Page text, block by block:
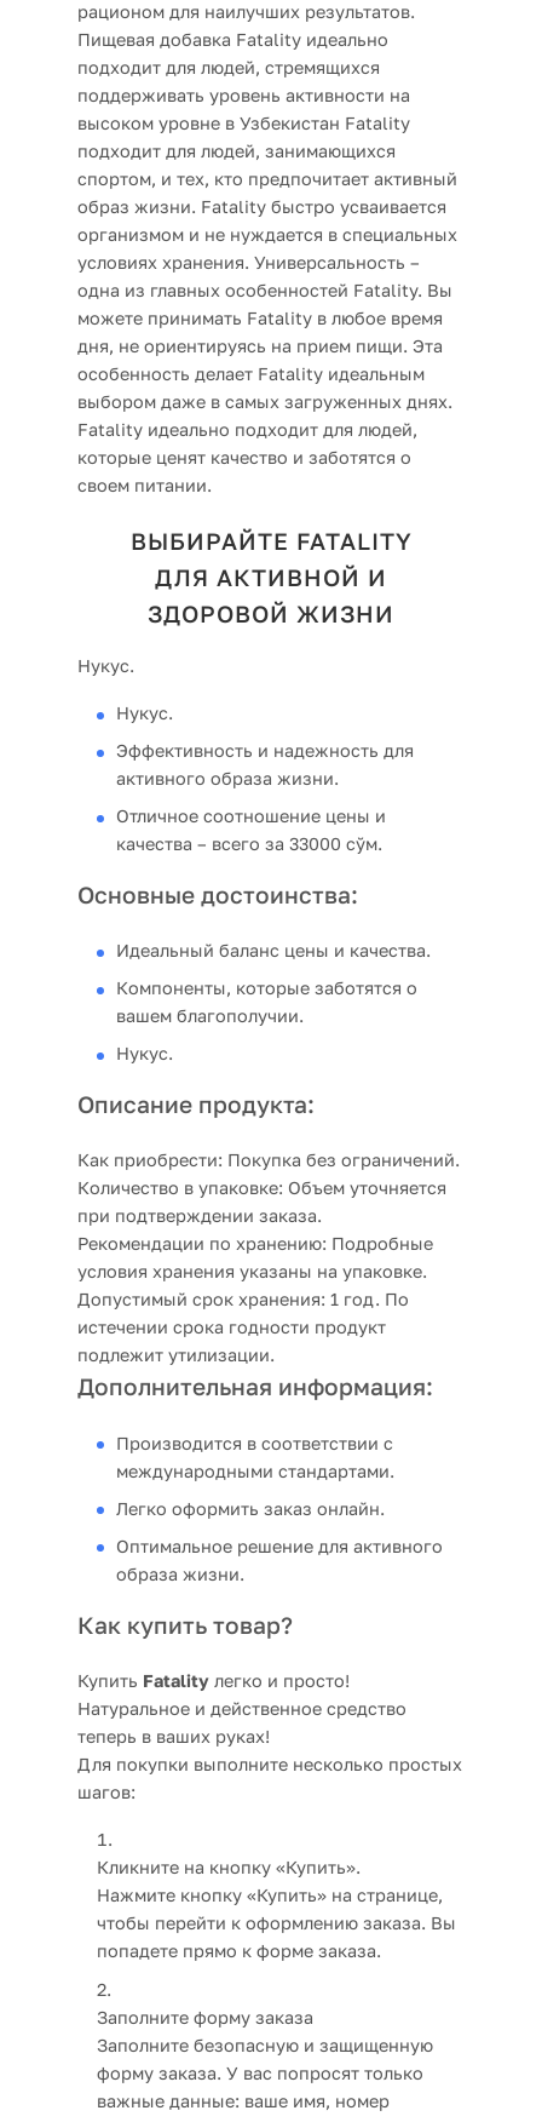
рационом для наилучших результатов.
Пищевая добавка Fatality идеально
подходит для людей, стремящихся
поддерживать уровень активности на
высоком уровне в Узбекистан Fatality
подходит для людей, занимающихся
спортом, и тех, кто предпочитает активный
образ жизни. Fatality быстро усваивается
организмом и не нуждается в специальных
условиях хранения. Универсальность –
одна из главных особенностей Fatality. Вы
можете принимать Fatality в любое время
дня, не ориентируясь на прием пищи. Эта
особенность делает Fatality идеальным
выбором даже в самых загруженных днях.
Fatality идеально подходит для людей,
которые ценят качество и заботятся о
своем питании.
ВЫБИРАЙТЕ FATALITY
ДЛЯ АКТИВНОЙ И
ЗДОРОВОЙ ЖИЗНИ
Нукус.
Нукус.
Эффективность и надежность для
активного образа жизни.
Отличное соотношение цены и
качества – всего за 33000 сўм.
Основные достоинства:
Идеальный баланс цены и качества.
Компоненты, которые заботятся о
вашем благополучии.
Нукус.
Описание продукта:
Как приобрести: Покупка без ограничений.
Количество в упаковке: Объем уточняется
при подтверждении заказа.
Рекомендации по хранению: Подробные
условия хранения указаны на упаковке.
Допустимый срок хранения: 1 год. По
истечении срока годности продукт
подлежит утилизации.
Дополнительная информация:
Производится в соответствии с
международными стандартами.
Легко оформить заказ онлайн.
Оптимальное решение для активного
образа жизни.
Как купить товар?
Купить Fatality легко и просто!
Натуральное и действенное средство
теперь в ваших руках!
Для покупки выполните несколько простых
шагов:
Кликните на кнопку «Купить».
Нажмите кнопку «Купить» на странице,
чтобы перейти к оформлению заказа. Вы
попадете прямо к форме заказа.
Заполните форму заказа
Заполните безопасную и защищенную
форму заказа. У вас попросят только
важные данные: ваше имя, номер